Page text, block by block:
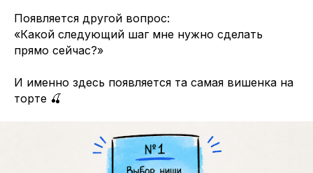
Появляется другой вопрос:
«Какой следующий шаг мне нужно сделать
прямо сейчас?»
И именно здесь появляется та самая вишенка на
торте 🍒